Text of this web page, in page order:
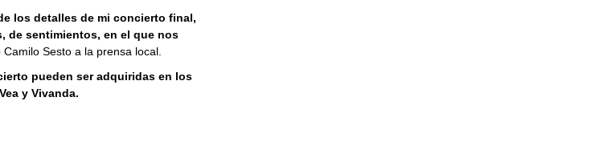
los detalles de mi concierto final,
de sentimientos, en el que nos
Camilo Sesto a la prensa local.
pueden ser adquiridas en los
y Vivanda.